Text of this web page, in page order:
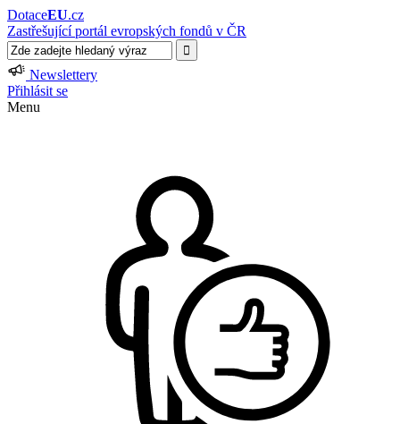
DotaceEU.cz
Zastřešující portál evropských fondů v ČR
Newslettery
Přihlásit se
Menu